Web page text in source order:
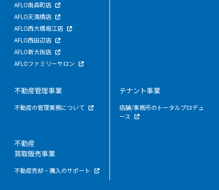
AFLO南森町店
AFLO天満橋店
AFLO西大橋堀江店
AFLO西田辺店
AFLO新大阪店
AFLOファミリーサロン
不動産管理事業
不動産の管理業務について
テナント事業
店舗/事務所のトータルプロデュ
ース
不動産
買取販売事業
不動産売却・購入のサポート